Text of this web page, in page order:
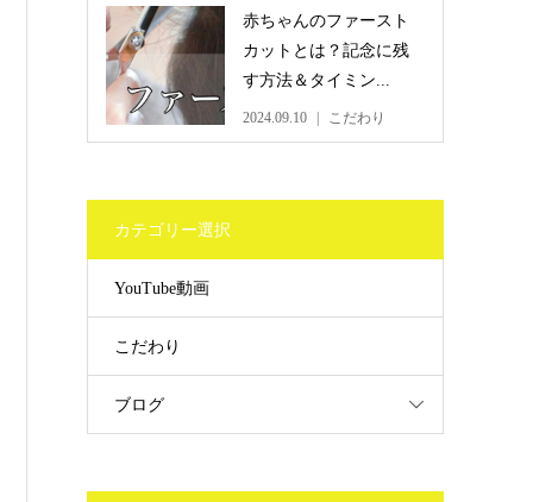
赤ちゃんのファースト
カットとは？記念に残
す方法＆タイミン...
2024.09.10 こだわり
カテゴリー選択
YouTube動画
こだわり
ブログ